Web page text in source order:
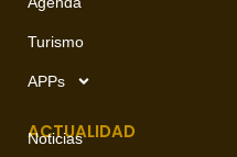
Turismo
APPs
ACTUALIDAD
Noticias